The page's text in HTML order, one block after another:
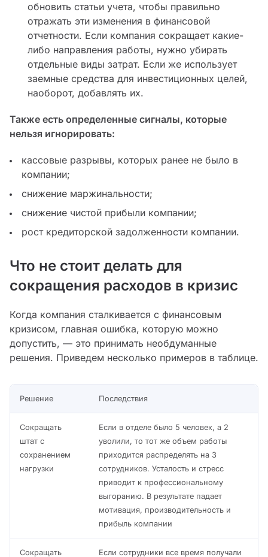
обновить статьи учета, чтобы правильно
отражать эти изменения в финансовой
отчетности. Если компания сокращает какие-
либо направления работы, нужно убирать
отдельные виды затрат. Если же использует
заемные средства для инвестиционных целей,
наоборот, добавлять их.
Также есть определенные сигналы, которые
нельзя игнорировать:
кассовые разрывы, которых ранее не было в
компании;
снижение маржинальности;
снижение чистой прибыли компании;
рост кредиторской задолженности компании.
Что не стоит делать для
сокращения расходов в кризис
Когда компания сталкивается с финансовым
кризисом, главная ошибка, которую можно
допустить, — это принимать необдуманные
решения. Приведем несколько примеров в таблице.
Решение Последствия
Сокращать
штат с
сохранением
нагрузки
Если в отделе было 5 человек, а 2
уволили, то тот же объем работы
приходится распределять на 3
сотрудников. Усталость и стресс
приводит к профессиональному
выгоранию. В результате падает
мотивация, производительность и
прибыль компании
Сокращать
Если сотрудники все время получали